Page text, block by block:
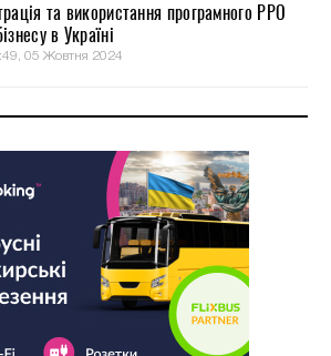
та використання програмного РРО
в Україні
05 Жовтня 2024